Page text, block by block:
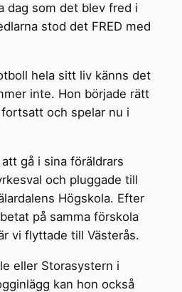
dag som det blev fred i
stod det FRED med
hela sitt liv känns det
inte. Hon började rätt
och spelar nu i
gå i sina föräldrars
och pluggade till
Högskola. Efter
på samma förskola
vi flyttade till Västerås.
eller Storasystern i
kan hon också